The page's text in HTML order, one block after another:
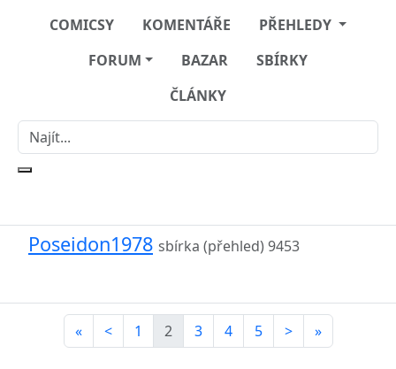
COMICSY KOMENTÁŘE
PŘEHLEDY
FORUM
BAZAR
SBÍRKY
ČLÁNKY
Poseidon1978 sbírka (přehled) 9453
« < 1 2 3 4 5 > »